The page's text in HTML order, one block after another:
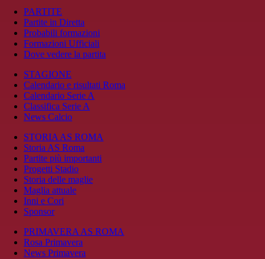
PARTITE
Partite in Diretta
Probabili formazioni
Formazioni Ufficiali
Dove vedere la partita
STAGIONE
Calendario e risultati Roma
Calendario Serie A
Classifica Serie A
News Calcio
STORIA AS ROMA
Storia AS Roma
Partite più importanti
Progetti Stadio
Storia delle maglie
Maglia attuale
Inni e Cori
Sponsor
PRIMAVERA AS ROMA
Rosa Primavera
News Primavera